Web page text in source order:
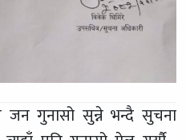
जन गुनासो सुन्ने भन्दै सुचना